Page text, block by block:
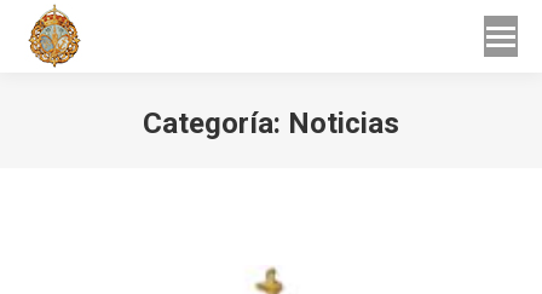
Categoría: Noticias